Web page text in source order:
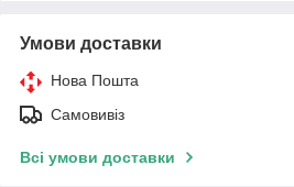
Умови доставки
Нова Пошта
Самовивіз
Всі умови доставки